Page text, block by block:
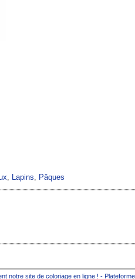
Lapins Pâques
notre site de coloriage en ligne ! -